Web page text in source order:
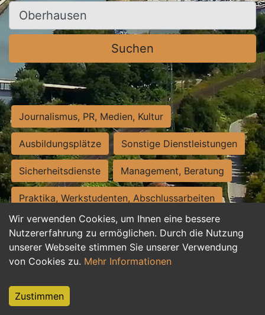
Wir verwenden Cookies, um Ihnen eine bessere
Nutzererfahrung zu ermöglichen. Durch die Nutzung
unserer Webseite stimmen Sie unserer Verwendung
von Cookies zu. Mehr Informationen
Zustimmen
Ort, Stadt
Suchen
Journalismus, PR, Medien, Kultur
Ausbildungsplätze Sonstige Dienstleistungen
Sicherheitsdienste Management, Beratung
Praktika, Werkstudenten, Abschlussarbeiten
Personalwesen Assistenz, Sekretariat
Hilfskräfte, Aushilfs- und Nebenjobs
Weiterbildung, Studium, duale Ausbildung